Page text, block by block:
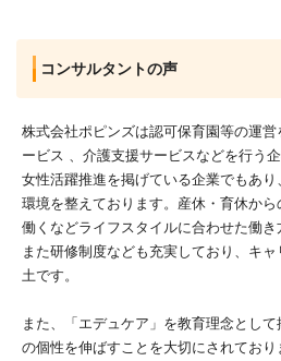
コンサルタントの声
株式会社ポピンズは認可保育園等の運
ービス 、介護支援サービスなどを行う企
女性活躍推進を掲げている企業でもあ
環境を整えております。産休・育休か
働くなどライフスタイルに合わせた働き
また研修制度なども充実しており、キ
土です。
また、「エデュケア」を教育理念とし
の個性を伸ばすことを大切にされており